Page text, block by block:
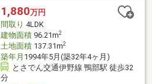
1,880万円
間取り 4LDK
建物面積96.21m2
土地面積137.31m2
築年月 1994年5月(築32年4ヶ月)
とさでん交通伊野線 鴨部駅 徒歩32
分